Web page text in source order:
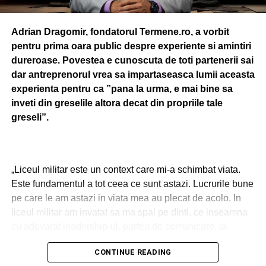
Adrian Dragomir, fondatorul Termene.ro, a vorbit
pentru prima oara public despre experiente si amintiri
dureroase. Povestea e cunoscuta de toti partenerii sai
dar antreprenorul vrea sa impartaseasca lumii aceasta
experienta pentru ca ”pana la urma, e mai bine sa
inveti din greselile altora decat din propriile tale
greseli”.
„Liceul militar este un context care mi-a schimbat viata.
Este fundamentul a tot ceea ce sunt astazi. Lucrurile bune
pe care le am astazi in viata mea au plecat de acolo. In
liceul militar am invatat sa ma spal pe dinti, ce inseamna
trezitul de dimineata. Acolo s-au pus, usor-usor, bucatile
unui antreprenor fara sa stiu ca invat antreprenoriat,
CONTINUE READING